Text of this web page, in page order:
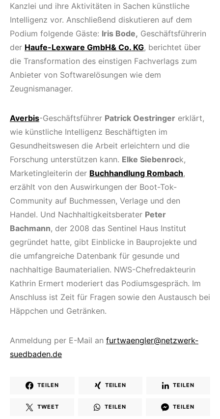
Kanzlei und ihre Aktivitäten in Sachen künstliche
Intelligenz vor. Anschließend diskutieren auf dem
Podium folgende Gäste: Iris Bode, Geschäftsführerin
der Haufe-Lexware GmbH& Co. KG, berichtet über
die Transformation des einstigen Fachverlags zum
Anbieter von Softwarelösungen wie dem
Zeugnismanager.
Averbis-Geschäftsführer Patrick Oestringer erklärt,
wie künstliche Intelligenz Beschäftigten im
Gesundheitswesen die Arbeit erleichtern und die
Forschung unterstützen kann. Elke Siebenrock,
Marketingleiterin der Buchhandlung Rombach,
erzählt von den Auswirkungen der Boot-Tok-
Community auf Buchmessen, Verlage und den
Handel. Und Nachhaltigkeitsberater Peter
Bachmann, der 2008 das Sentinel Haus Institut
gegründet hatte, gibt Einblicke in Bauprojekte und
die umfangreiche Datenbank für gesunde und
nachhaltige Baumaterialien. NWS-Chef­redakteurin
Kathrin Ermert moderiert das Podiumsgespräch. Im
Anschluss ist Zeit für Fragen sowie den Austausch bei
Häppchen und Getränken.
Anmeldung per E-Mail an furtwaengler@netzwerk-
suedbaden.de
TEILEN TEILEN TEILEN
TWEET TEILEN TEILEN